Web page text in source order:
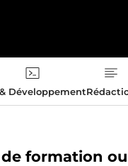
Développement
formation ou